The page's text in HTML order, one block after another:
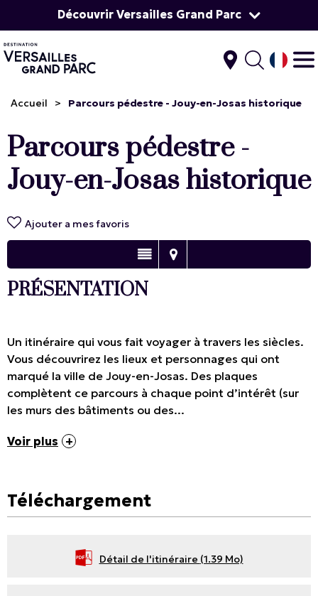
Découvrir Versailles Grand Parc
Accueil > Parcours pédestre - Jouy-en-Josas historique
Parcours pédestre -
Jouy-en-Josas historique
Ajouter a mes favoris
PRÉSENTATION
Un itinéraire qui vous fait voyager à travers les siècles.
Vous découvrirez les lieux et personnages qui ont
marqué la ville de Jouy-en-Josas. Des plaques
complètent ce parcours à chaque point d’intérêt (sur
les murs des bâtiments ou des...
Voir plus
Téléchargement
Détail de l'itinéraire (1.39 Mo)